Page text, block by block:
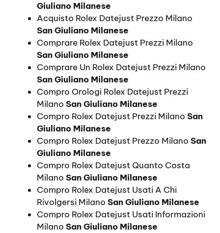
Giuliano Milanese
Acquisto Rolex Datejust Prezzo Milano
San Giuliano Milanese
Comprare Rolex Datejust Prezzi Milano
San Giuliano Milanese
Comprare Un Rolex Datejust Prezzi Milano
San Giuliano Milanese
Compro Orologi Rolex Datejust Prezzi
Milano San Giuliano Milanese
Compro Rolex Datejust Prezzi Milano San
Giuliano Milanese
Compro Rolex Datejust Prezzo Milano San
Giuliano Milanese
Compro Rolex Datejust Quanto Costa
Milano San Giuliano Milanese
Compro Rolex Datejust Usati A Chi
Rivolgersi Milano San Giuliano Milanese
Compro Rolex Datejust Usati Informazioni
Milano San Giuliano Milanese